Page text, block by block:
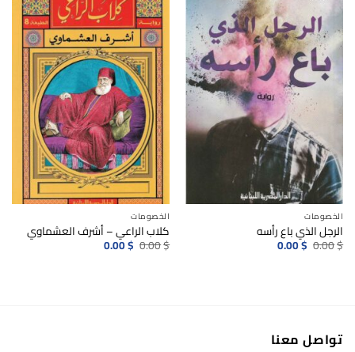
الخصومات
الرجل الذي باع رأسه
0.00$ السعر
الأصلي
0.00$ السعر
الحالي
الخصومات
كلاب الراعي – أشرف العشماوي
0.00$ السعر
الأصلي
0.00$ السعر
الحالي
تواصل معنا